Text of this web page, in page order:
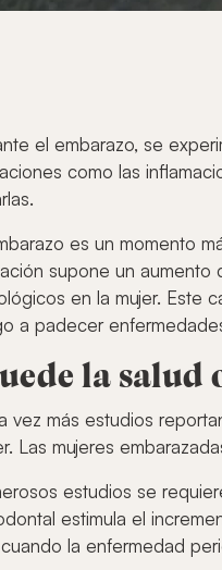
el embarazo, se
como las
es un momento
supone un aumento
en la mujer. Este
a padecer
la salud
vez más estudios
Las mujeres
estudios se
estimula el
la enfermedad